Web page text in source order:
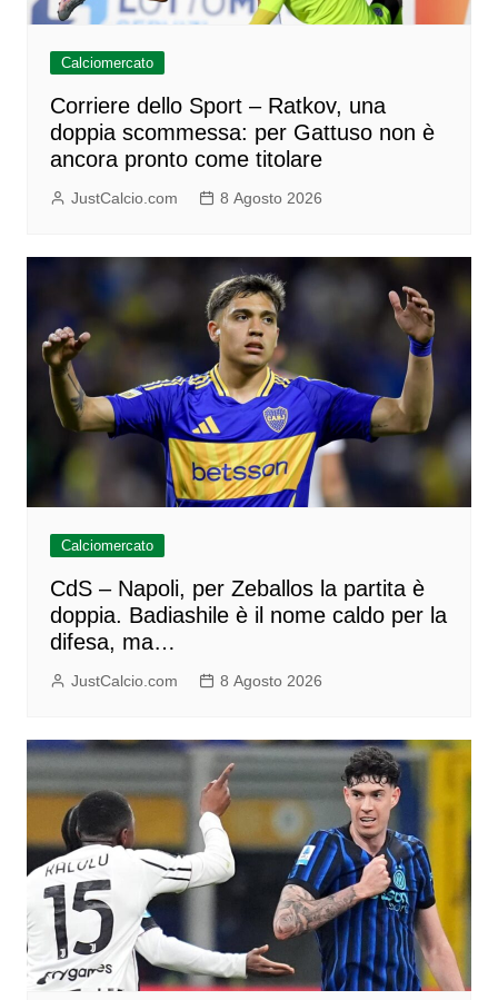
Calciomercato
Corriere dello Sport – Ratkov, una
doppia scommessa: per Gattuso non è
ancora pronto come titolare
JustCalcio.com 8 Agosto 2026
Calciomercato
CdS – Napoli, per Zeballos la partita è
doppia. Badiashile è il nome caldo per la
difesa, ma…
JustCalcio.com 8 Agosto 2026